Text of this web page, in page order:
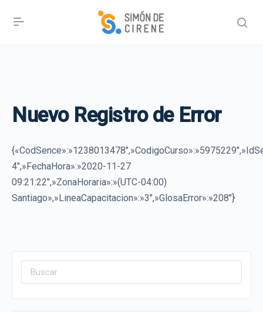
Nuevo Registro de Error
4″,»FechaHora»:»2020-11-27
09:21:22″,»ZonaHoraria»:»(UTC-04:00)
Santiago»,»LineaCapacitacion»:»3″,»GlosaError»:»208″}
Search